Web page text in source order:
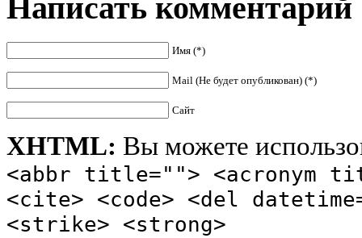
Написать комментарий
Имя (*)
Mail (Не будет опубликован) (*)
Сайт
XHTML: Вы можете
<abbr title=""> <acronym
<cite> <code> <del
<strike> <strong>